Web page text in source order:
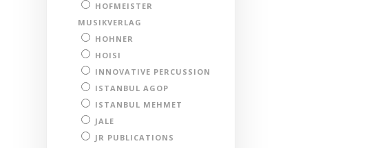
HOFMEISTER
MUSIKVERLAG
HOHNER
HOISI
INNOVATIVE PERCUSSION
ISTANBUL AGOP
ISTANBUL MEHMET
JALE
JR PUBLICATIONS